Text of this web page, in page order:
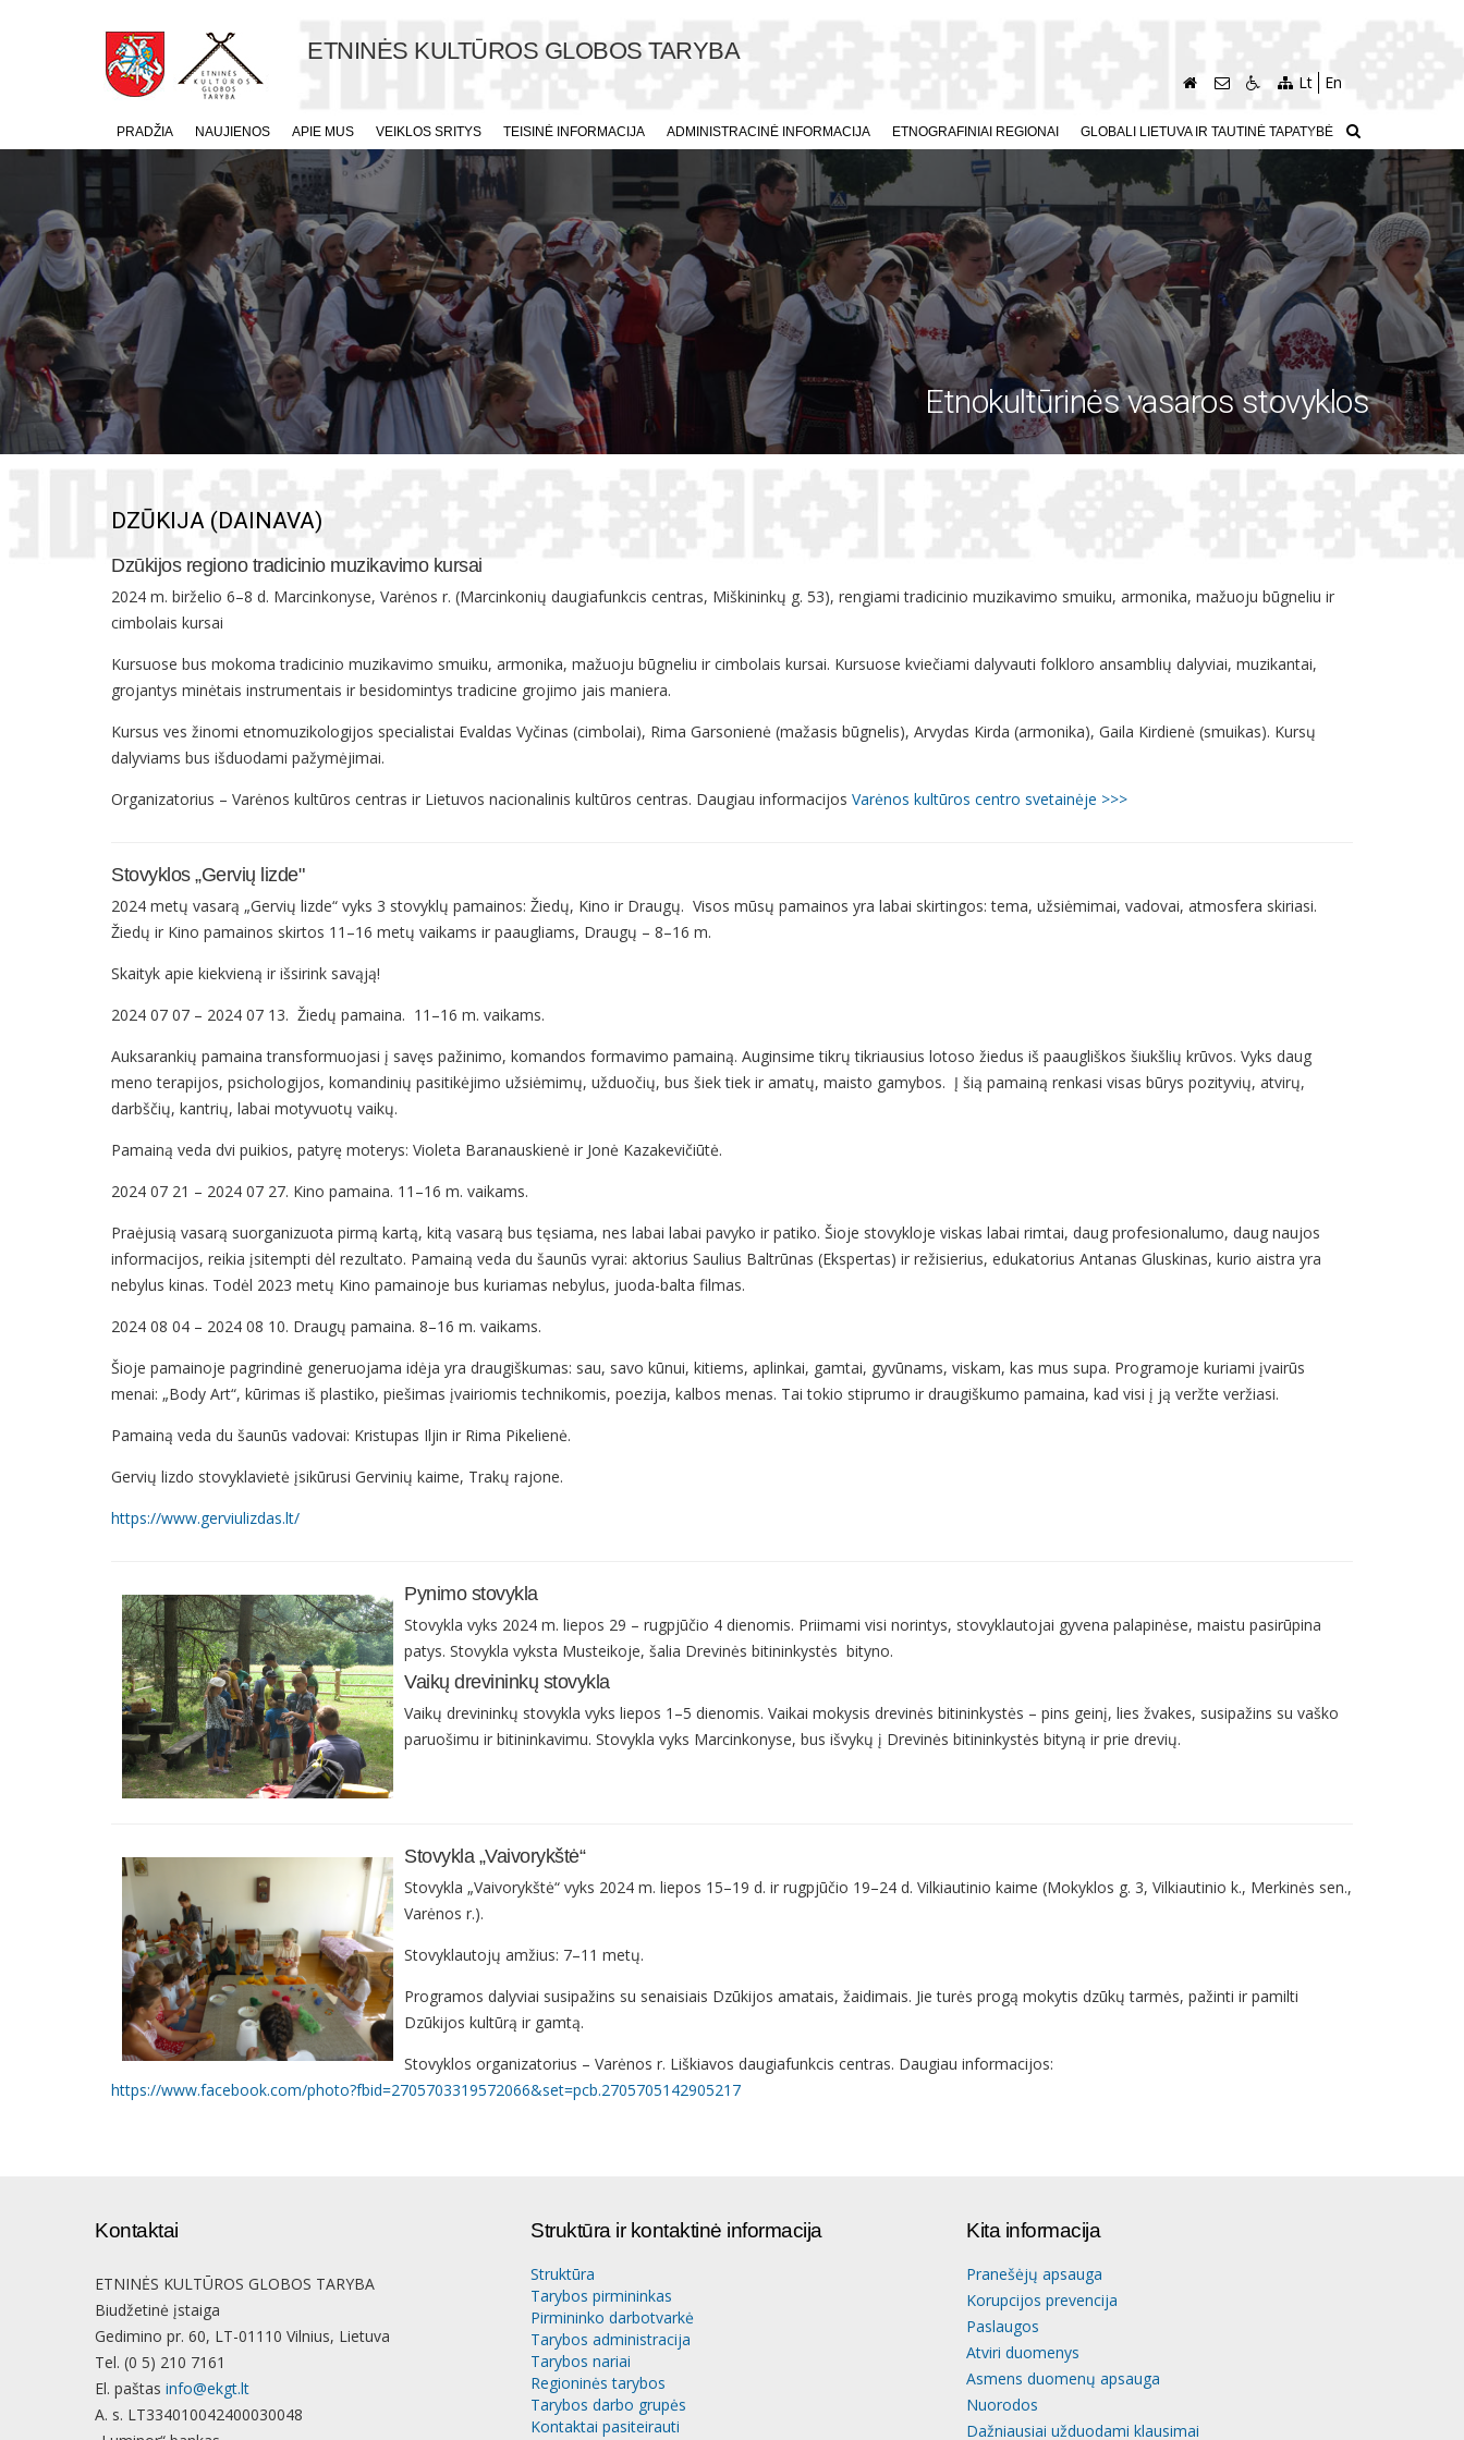
ETNINĖS KULTŪROS GLOBOS TARYBA
Lt En
PRADŽIA NAUJIENOS APIE MUS VEIKLOS SRITYS TEISINĖ INFORMACIJA ADMINISTRACINĖ INFORMACIJA ETNOGRAFINIAI REGIONAI GLOBALI LIETUVA IR TAUTINĖ TAPATYBĖ
Etnokultūrinės vasaros stovyklos
DZŪKIJA (DAINAVA)
Dzūkijos regiono tradicinio muzikavimo kursai
2024 m. birželio 6–8 d. Marcinkonyse, Varėnos r. (Marcinkonių daugiafunkcis centras, Miškininkų g. 53), rengiami tradicinio muzikavimo smuiku, armonika, mažuoju būgneliu ir
cimbolais kursai
Kursuose bus mokoma tradicinio muzikavimo smuiku, armonika, mažuoju būgneliu ir cimbolais kursai. Kursuose kviečiami dalyvauti folkloro ansamblių dalyviai, muzikantai,
grojantys minėtais instrumentais ir besidomintys tradicine grojimo jais maniera.
Kursus ves žinomi etnomuzikologijos specialistai Evaldas Vyčinas (cimbolai), Rima Garsonienė (mažasis būgnelis), Arvydas Kirda (armonika), Gaila Kirdienė (smuikas). Kursų
dalyviams bus išduodami pažymėjimai.
Organizatorius – Varėnos kultūros centras ir Lietuvos nacionalinis kultūros centras. Daugiau informacijos Varėnos kultūros centro svetainėje >>>
Stovyklos „Gervių lizde"
2024 metų vasarą „Gervių lizde“ vyks 3 stovyklų pamainos: Žiedų, Kino ir Draugų. Visos mūsų pamainos yra labai skirtingos: tema, užsiėmimai, vadovai, atmosfera skiriasi.
Žiedų ir Kino pamainos skirtos 11–16 metų vaikams ir paaugliams, Draugų – 8–16 m.
Skaityk apie kiekvieną ir išsirink savąją!
2024 07 07 – 2024 07 13. Žiedų pamaina. 11–16 m. vaikams.
Auksarankių pamaina transformuojasi į savęs pažinimo, komandos formavimo pamainą. Auginsime tikrų tikriausius lotoso žiedus iš paaugliškos šiukšlių krūvos. Vyks daug
meno terapijos, psichologijos, komandinių pasitikėjimo užsiėmimų, užduočių, bus šiek tiek ir amatų, maisto gamybos. Į šią pamainą renkasi visas būrys pozityvių, atvirų,
darbščių, kantrių, labai motyvuotų vaikų.
Pamainą veda dvi puikios, patyrę moterys: Violeta Baranauskienė ir Jonė Kazakevičiūtė.
2024 07 21 – 2024 07 27. Kino pamaina. 11–16 m. vaikams.
Praėjusią vasarą suorganizuota pirmą kartą, kitą vasarą bus tęsiama, nes labai labai pavyko ir patiko. Šioje stovykloje viskas labai rimtai, daug profesionalumo, daug naujos
informacijos, reikia įsitempti dėl rezultato. Pamainą veda du šaunūs vyrai: aktorius Saulius Baltrūnas (Ekspertas) ir režisierius, edukatorius Antanas Gluskinas, kurio aistra yra
nebylus kinas. Todėl 2023 metų Kino pamainoje bus kuriamas nebylus, juoda-balta filmas.
2024 08 04 – 2024 08 10. Draugų pamaina. 8–16 m. vaikams.
Šioje pamainoje pagrindinė generuojama idėja yra draugiškumas: sau, savo kūnui, kitiems, aplinkai, gamtai, gyvūnams, viskam, kas mus supa. Programoje kuriami įvairūs
menai: „Body Art“, kūrimas iš plastiko, piešimas įvairiomis technikomis, poezija, kalbos menas. Tai tokio stiprumo ir draugiškumo pamaina, kad visi į ją veržte veržiasi.
Pamainą veda du šaunūs vadovai: Kristupas Iljin ir Rima Pikelienė.
Gervių lizdo stovyklavietė įsikūrusi Gervinių kaime, Trakų rajone.
https://www.gerviulizdas.lt/
Pynimo stovykla
Stovykla vyks 2024 m. liepos 29 – rugpjūčio 4 dienomis. Priimami visi norintys, stovyklautojai gyvena palapinėse, maistu pasirūpina
patys. Stovykla vyksta Musteikoje, šalia Drevinės bitininkystės bityno.
Vaikų drevininkų stovykla
Vaikų drevininkų stovykla vyks liepos 1–5 dienomis. Vaikai mokysis drevinės bitininkystės – pins geinį, lies žvakes, susipažins su vaško
paruošimu ir bitininkavimu. Stovykla vyks Marcinkonyse, bus išvykų į Drevinės bitininkystės bityną ir prie drevių.
Stovykla „Vaivorykštė“
Stovykla „Vaivorykštė“ vyks 2024 m. liepos 15–19 d. ir rugpjūčio 19–24 d. Vilkiautinio kaime (Mokyklos g. 3, Vilkiautinio k., Merkinės sen.,
Varėnos r.).
Stovyklautojų amžius: 7–11 metų.
Programos dalyviai susipažins su senaisiais Dzūkijos amatais, žaidimais. Jie turės progą mokytis dzūkų tarmės, pažinti ir pamilti
Dzūkijos kultūrą ir gamtą.
Stovyklos organizatorius – Varėnos r. Liškiavos daugiafunkcis centras. Daugiau informacijos:
https://www.facebook.com/photo?fbid=2705703319572066&set=pcb.2705705142905217
Kontaktai
ETNINĖS KULTŪROS GLOBOS TARYBA
Biudžetinė įstaiga
Gedimino pr. 60, LT-01110 Vilnius, Lietuva
Tel. (0 5) 210 7161
El. paštas info@ekgt.lt
A. s. LT334010042400030048
Struktūra ir kontaktinė informacija
Struktūra
Tarybos pirmininkas
Pirmininko darbotvarkė
Tarybos administracija
Tarybos nariai
Regioninės tarybos
Tarybos darbo grupės
Kontaktai pasiteirauti
Kita informacija
Pranešėjų apsauga
Korupcijos prevencija
Paslaugos
Atviri duomenys
Asmens duomenų apsauga
Nuorodos
Dažniausiai užduodami klausimai